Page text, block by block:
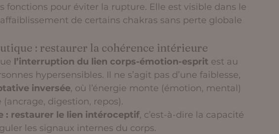
fonctions pour éviter la rupture. Elle est visible dans le
de certains chakras sans perte globale
: restaurer la cohérence intérieure
l’interruption du lien corps-émotion-esprit est au
hypersensibles. Il ne s’agit pas d’une faiblesse,
inversée, où l’énergie monte (émotion, mental)
digestion, repos).
: restaurer le lien intéroceptif, c’est-à-dire la capacité
les signaux internes du corps.